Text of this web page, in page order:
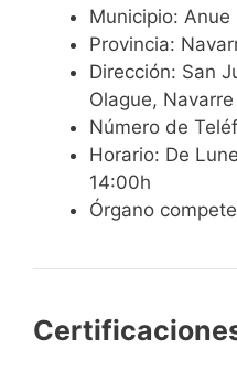
Municipio: Anue
Provincia:
Dirección: San
Olague, Navarre
Número de
Horario: De
14:00h
Órgano